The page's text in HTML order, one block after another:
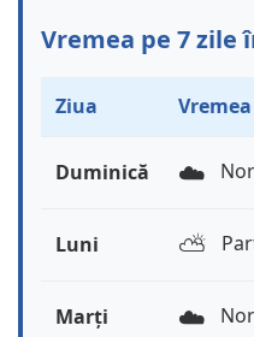
Vremea pe 7 zile
Ziua Vremea
Duminică ☁️
Luni ⛅️
Marți ☁️